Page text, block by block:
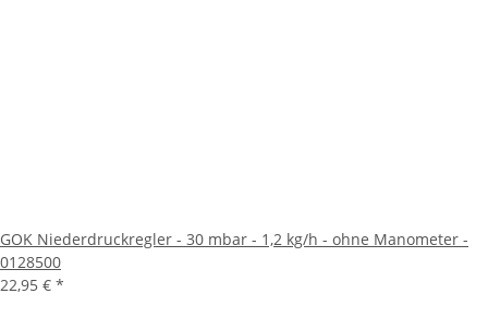
GOK Niederdruckregler - 30 mbar - 1,2 kg/h - ohne Manometer -
0128500
22,95 € *